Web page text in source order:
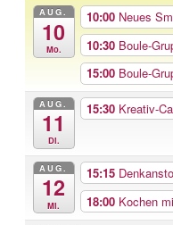
AUG.
10
Mo.
10:00 Neues
10:30 Boule-
15:00 Boule-
AUG.
11
Di.
15:30 Kreativ-
AUG.
12
Mi.
15:15
18:00 Kochen